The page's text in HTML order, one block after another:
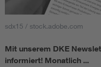
sdx15 / stock.adobe.com
Mit unserem DKE
informiert! Monatlich ...